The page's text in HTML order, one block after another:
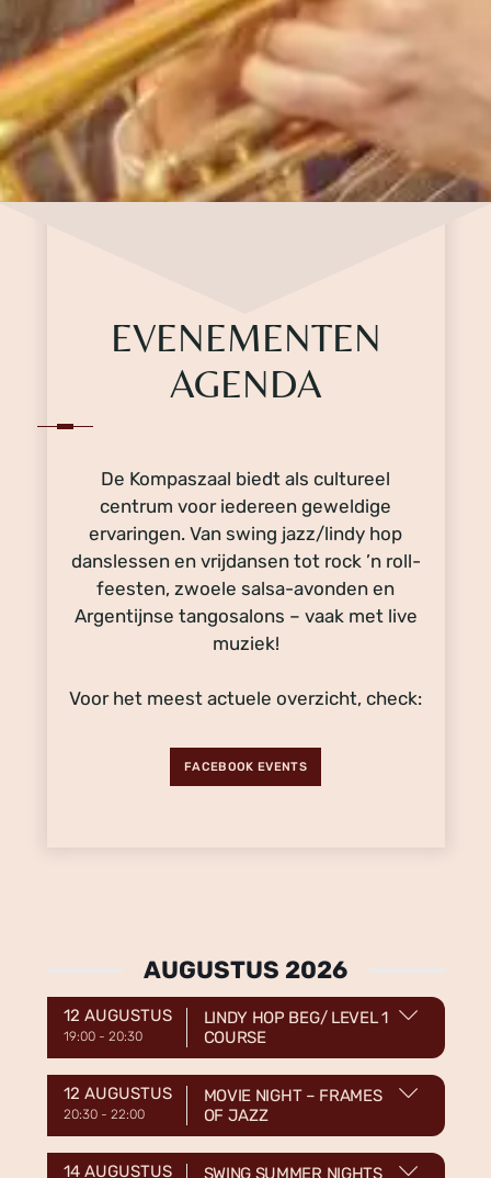
EVENEMENTEN
AGENDA
De Kompaszaal biedt als cultureel
centrum voor iedereen geweldige
ervaringen. Van swing jazz/lindy hop
danslessen en vrijdansen tot rock ’n roll-
feesten, zwoele salsa-avonden en
Argentijnse tangosalons – vaak met live
muziek!
Voor het meest actuele overzicht, check:
FACEBOOK EVENTS
AUGUSTUS 2026
12 AUGUSTUS
19:00- 20:30
LINDY HOP BEG/ LEVEL 1
COURSE
12 AUGUSTUS
20:30- 22:00
MOVIE NIGHT – FRAMES
OF JAZZ
14 AUGUSTUS SWING SUMMER NIGHTS